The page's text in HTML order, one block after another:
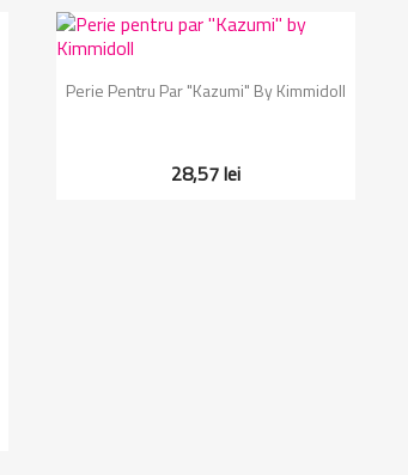
Vizualizare rapida
Perie Pentru Par "Kazumi" By Kimmidoll
28,57 lei